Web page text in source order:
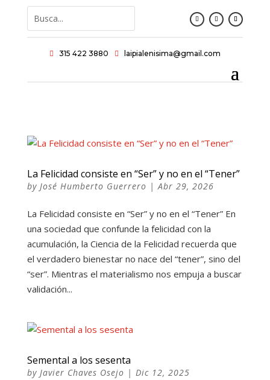
 315 422 3880  laipialenisima@gmail.com
La Felicidad consiste en “Ser” y no en el “Tener”
by José Humberto Guerrero |Abr 29, 2026
La Felicidad consiste en “Ser” y no en el “Tener” En
una sociedad que confunde la felicidad con la
acumulación, la Ciencia de la Felicidad recuerda que
el verdadero bienestar no nace del “tener”, sino del
“ser”. Mientras el materialismo nos empuja a buscar
validación...
Semental a los sesenta
by Javier Chaves Osejo | Dic 12, 2025